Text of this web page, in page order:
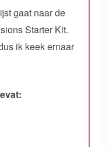
gaat naar de
Starter Kit.
ik keek ernaar